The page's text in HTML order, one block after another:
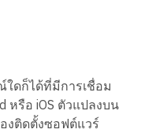
ใดก็ได้ที่มีการเชื่อม
หรือ iOS ตัวแปลงบน
งติดตั้งซอฟต์แวร์